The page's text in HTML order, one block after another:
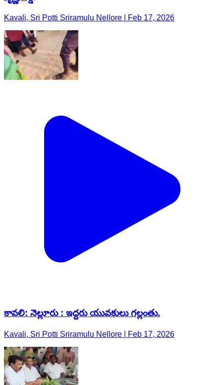
Kavali, Sri Potti Sriramulu Nellore | Feb 17, 2026
కావలి: నెల్లూరు : ఇద్దరు యువకులు గల్లంతు.
Kavali, Sri Potti Sriramulu Nellore | Feb 17, 2026